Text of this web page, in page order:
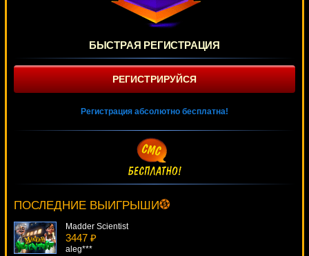
БЫСТРАЯ РЕГИСТРАЦИЯ
РЕГИСТРИРУЙСЯ
Регистрация абсолютно бесплатна!
ПОСЛЕДНИЕ ВЫИГРЫШИ
drink***
Madder Scientist
3447 ₽
aleg***